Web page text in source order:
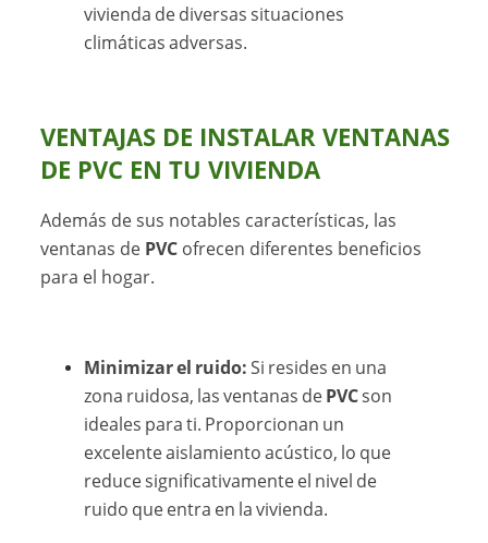
vivienda de diversas situaciones
climáticas adversas.
VENTAJAS DE INSTALAR VENTANAS
DE PVC EN TU VIVIENDA
Además de sus notables características, las
ventanas de PVC ofrecen diferentes beneficios
para el hogar.
Minimizar el ruido:Si resides en una
zona ruidosa, las ventanas dePVCson
ideales para ti. Proporcionan un
excelente aislamiento acústico, lo que
reduce significativamente el nivel de
ruido que entra en la vivienda.